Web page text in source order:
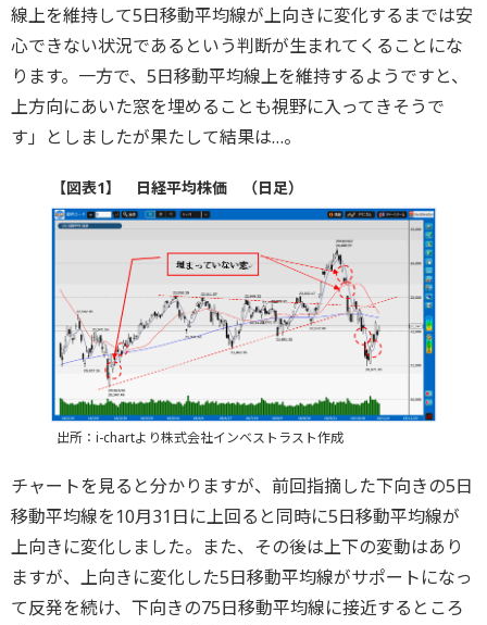
線上を維持して5日移動平均線が上向きに変化するまでは安
心できない状況であるという判断が生まれてくることにな
ります。一方で、5日移動平均線上を維持するようですと、
上方向にあいた窓を埋めることも視野に入ってきそうで
す」としましたが果たして結果は…。
【図表1】 日経平均株価 （日足）
出所：i-chartより株式会社インベストラスト作成
チャートを見ると分かりますが、前回指摘した下向きの5日
移動平均線を10月31日に上回ると同時に5日移動平均線が
上向きに変化しました。また、その後は上下の変動はあり
ますが、上向きに変化した5日移動平均線がサポートになっ
て反発を続け、下向きの75日移動平均線に接近するところ